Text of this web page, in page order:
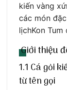
kiến vàng
các món
lịchKon Tum
Giới thiệu
1.1 Cá gỏi
từ tên gọi